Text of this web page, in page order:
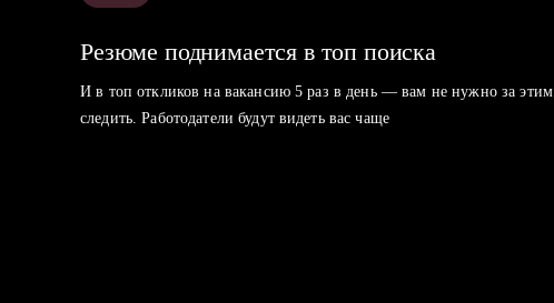
Резюме поднимается в топ поиска
И в топ откликов на вакансию 5 раз в день — вам не нужно за этим
следить. Работодатели будут видеть вас чаще